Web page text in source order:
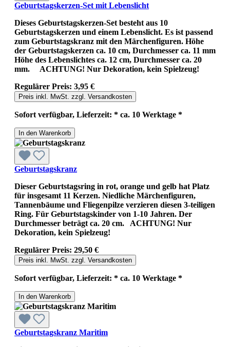
Geburtstagskerzen-Set mit Lebenslicht
Dieses Geburtstagskerzen-Set besteht aus 10
Geburtstagskerzen und einem Lebenslicht. Es ist passend
zum Geburtstagskranz mit den Märchenfiguren. Höhe
der Geburtstagskerzen ca. 10 cm, Durchmesser ca. 11 mm
Höhe des Lebenslichtes ca. 12 cm, Durchmesser ca. 20
mm. ACHTUNG! Nur Dekoration, kein Spielzeug!
Regulärer Preis: 3,95 €
Preis inkl. MwSt. zzgl. Versandkosten
Sofort verfügbar, Lieferzeit: * ca. 10 Werktage *
In den Warenkorb
Geburtstagskranz
Dieser Geburtstagsring in rot, orange und gelb hat Platz
für insgesamt 11 Kerzen. Niedliche Märchenfiguren,
Tannenbäume und Fliegenpilze verzieren diesen 3-teiligen
Ring. Für Geburtstagskinder von 1-10 Jahren. Der
Durchmesser beträgt ca. 20 cm. ACHTUNG! Nur
Dekoration, kein Spielzeug!
Regulärer Preis: 29,50 €
Preis inkl. MwSt. zzgl. Versandkosten
Sofort verfügbar, Lieferzeit: * ca. 10 Werktage *
In den Warenkorb
Geburtstagskranz Maritim